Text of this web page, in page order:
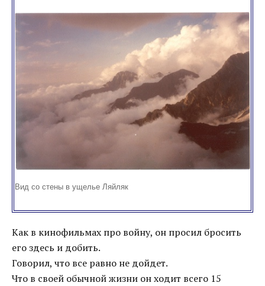
Вид со стены в ущелье Ляйляк
Как в кинофильмах про войну, он просил бросить
его здесь и добить.
Говорил, что все равно не дойдет.
Что в своей обычной жизни он ходит всего 15